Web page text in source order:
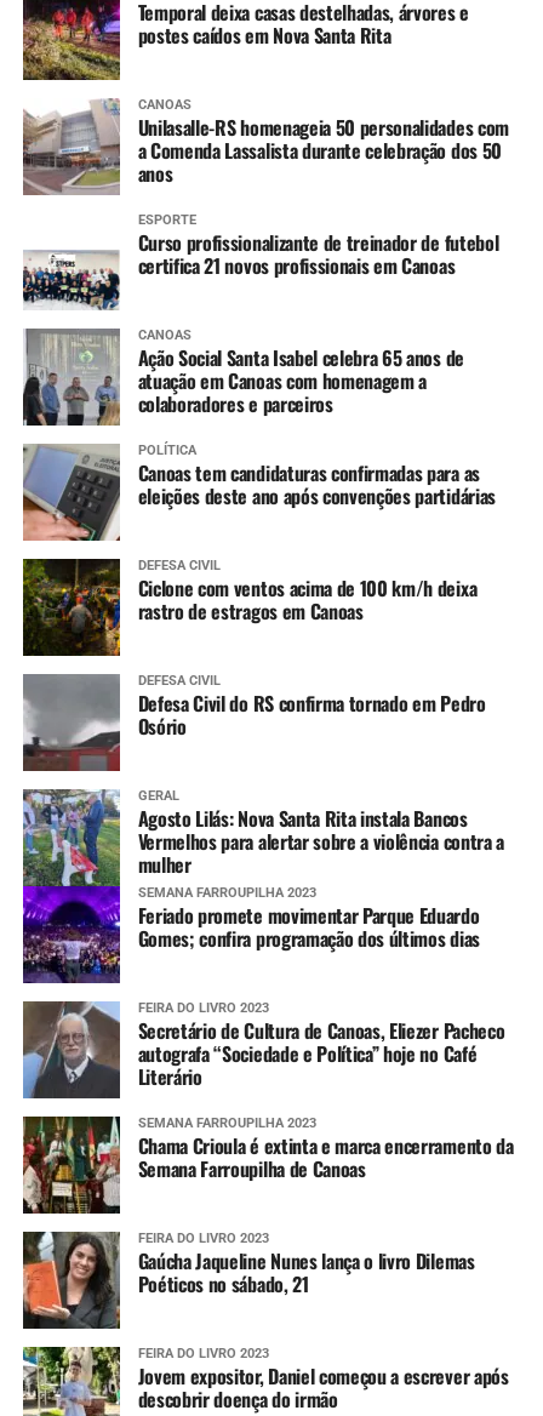
Coopcamate, Cauana Spido.
Felipe Santos, biólogo do Minizoo, mostrou à população
a importância do cuidado com os animais silvestres para
a recuperação da fauna o do meio ambiente.
“Trouxemos uma mostra de
animais texturizados como
forma de explicar para a
comunidade que o cuidado
com as espécies nativas e a
devolução desses animais à
natureza é fundamental
para um equilíbrio
ecológico local. Estamos
também distribuindo
cartilhas com informações
e serviços para o canoense
que quiser fazer uma visita
ao Minizoo”, disse.
Leoni Witczak, que estava no centro passeando pelo
Calçadão, contou como ficou sabendo da ação e de sua
importância para o município.
“Estava passeando pelo
Centro, parei aqui e
aproveitei para levar uma
muda de laranjeira. Apoio
100% essa iniciativa
porque sou fã de uma
cidade mais arborizada.
Tenho várias plantas
frutíferas no meu pátio”,
ressaltou a aposentada de
65 anos.
Temporal deixa casas destelhadas, árvores e
postes caídos em Nova Santa Rita
CANOAS
Unilasalle-RS homenageia 50 personalidades com
a Comenda Lassalista durante celebração dos 50
anos
ESPORTE
Curso profissionalizante de treinador de futebol
certifica 21 novos profissionais em Canoas
CANOAS
Ação Social Santa Isabel celebra 65 anos de
atuação em Canoas com homenagem a
colaboradores e parceiros
POLÍTICA
Canoas tem candidaturas confirmadas para as
eleições deste ano após convenções partidárias
DEFESA CIVIL
Ciclone com ventos acima de 100 km/h deixa
rastro de estragos em Canoas
DEFESA CIVIL
Defesa Civil do RS confirma tornado em Pedro
Osório
GERAL
Agosto Lilás: Nova Santa Rita instala Bancos
Vermelhos para alertar sobre a violência contra a
mulher
SEMANA FARROUPILHA 2023
Feriado promete movimentar Parque Eduardo
Gomes; confira programação dos últimos dias
FEIRA DO LIVRO 2023
Secretário de Cultura de Canoas, Eliezer Pacheco
autografa “Sociedade e Política” hoje no Café
Literário
SEMANA FARROUPILHA 2023
Chama Crioula é extinta e marca encerramento da
Semana Farroupilha de Canoas
FEIRA DO LIVRO 2023
Gaúcha Jaqueline Nunes lança o livro Dilemas
Poéticos no sábado, 21
FEIRA DO LIVRO 2023
Jovem expositor, Daniel começou a escrever após
descobrir doença do irmão